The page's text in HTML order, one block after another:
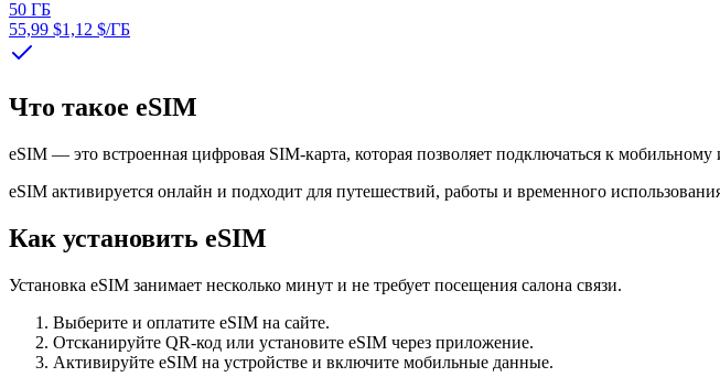
50 ГБ
55,99 $1,12 $/ГБ
Что такое eSIM
eSIM — это встроенная цифровая SIM-карта, которая позволяет подключаться к
eSIM активируется онлайн и подходит для путешествий, работы и временного
Как установить eSIM
Установка eSIM занимает несколько минут и не требует посещения салона связи.
Выберите и оплатите eSIM на сайте.
Отсканируйте QR-код или установите eSIM через приложение.
Активируйте eSIM на устройстве и включите мобильные данные.